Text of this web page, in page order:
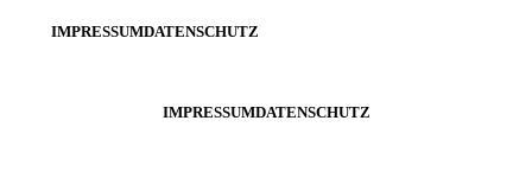
IMPRESSUMDATENSCHUTZ
IMPRESSUMDATENSCHUTZ